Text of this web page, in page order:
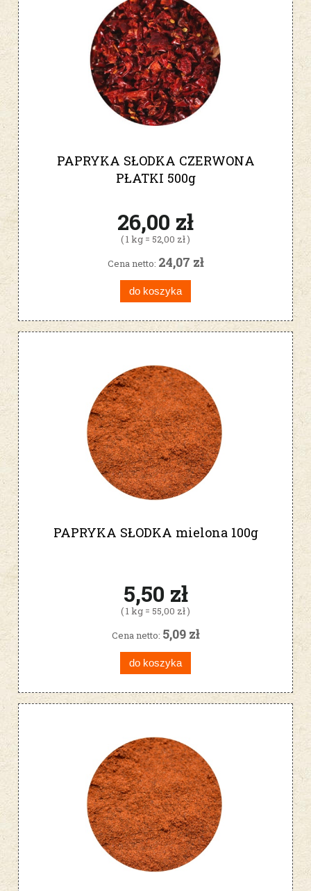
PAPRYKA SŁODKA CZERWONA
PŁATKI 500g
26,00 zł
( 1 kg = 52,00 zł )
Cena netto: 24,07 zł
do koszyka
PAPRYKA SŁODKA mielona 100g
5,50 zł
( 1 kg = 55,00 zł )
Cena netto: 5,09 zł
do koszyka